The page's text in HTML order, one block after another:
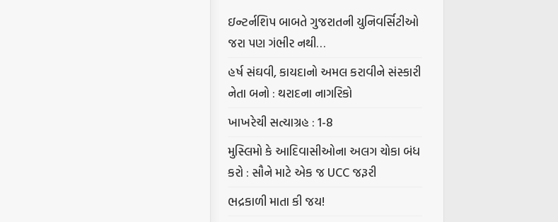
ઇન્ટર્નશિપ બાબતે ગુજરાતની યુનિવર્સિટીઓ
જરા પણ ગંભીર નથી…
હર્ષ સંઘવી, કાયદાનો અમલ કરાવીને સંસ્કારી
નેતા બનો : થરાદના નાગરિકો
ખાખરેચી સત્યાગ્રહ : 1-8
મુસ્લિમો કે આદિવાસીઓના અલગ ચોકા બંધ
કરો : સૌને માટે એક જ UCC જરૂરી
ભદ્રકાળી માતા કી જય!